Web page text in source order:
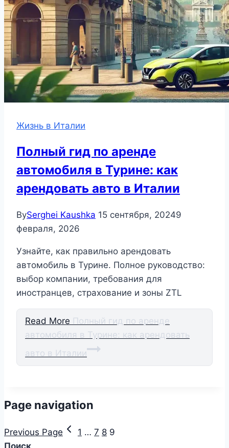
Жизнь в Италии
Полный гид по аренде
автомобиля в Турине: как
арендовать авто в Италии
BySerghei Kaushka 15 сентября, 20249
февраля, 2026
Узнайте, как правильно арендовать
автомобиль в Турине. Полное руководство:
выбор компании, требования для
иностранцев, страхование и зоны ZTL
Read More Полный гид по аренде
автомобиля в Турине: как арендовать
авто в Италии
Page navigation
Previous Page 1 … 7 8 9
Поиск